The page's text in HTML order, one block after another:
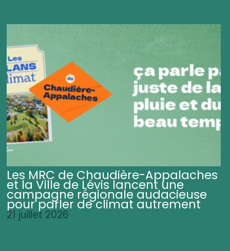
Les MRC de Chaudière-Appalaches
et la Ville de Lévis lancent une
campagne régionale audacieuse
pour parler de climat autrement
21 juillet 2026